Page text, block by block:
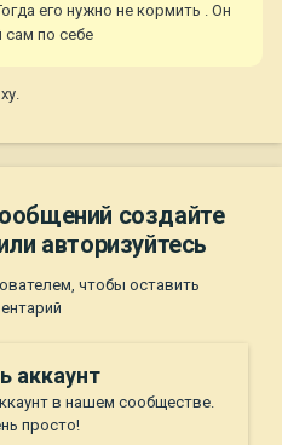
его нужно не кормить . Он
сам по себе
создайте
авторизуйтесь
чтобы оставить
аккаунт
в нашем сообществе.
просто!